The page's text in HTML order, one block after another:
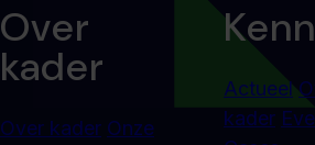
Over
kader
Over kader Onze
Actueel
kader